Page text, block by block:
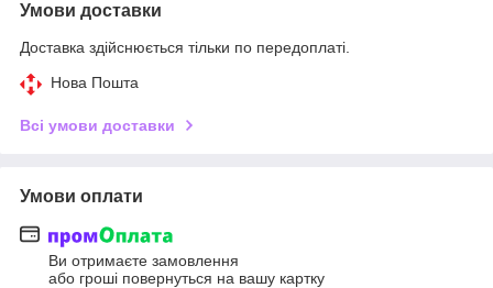
Умови доставки
Доставка здійснюється тільки по передоплаті.
Нова Пошта
Всі умови доставки
Умови оплати
Ви отримаєте замовлення
або гроші повернуться на вашу картку